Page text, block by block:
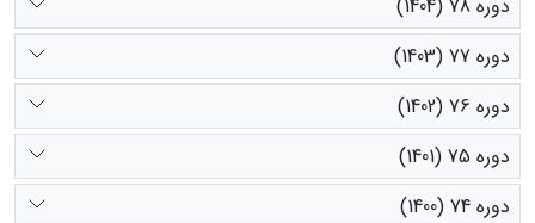
دوره 78 (1404)
دوره 77 (1403)
دوره 76 (1402)
دوره 75 (1401)
دوره 74 (1400)